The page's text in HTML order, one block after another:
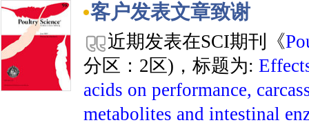
客户发表文章致谢
近期发表在SCI期刊《
分区：2区)，标题为:
acids on performance,
metabolites and intestinal